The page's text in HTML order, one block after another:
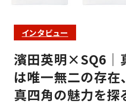
インタビュー
濱田英明×SQ6｜
は唯一無二の存在
真四角の魅力を探